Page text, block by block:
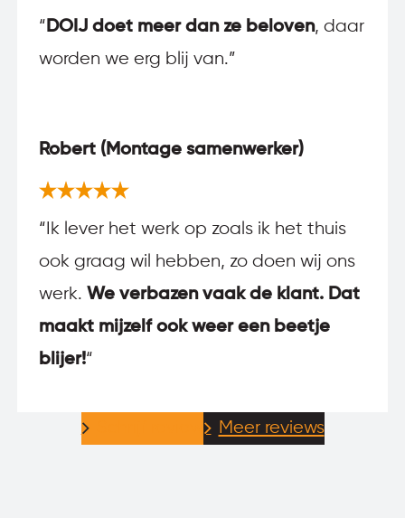
“ DOIJ doet meer dan ze beloven, daar
worden we erg blij van.”
Robert (Montage samenwerker)
“Ik lever het werk op zoals ik het thuis
ook graag wil hebben, zo doen wij ons
werk.We verbazen vaak de klant. Dat
maakt mijzelf ook weer een beetje
blijer!“
Meer reviews